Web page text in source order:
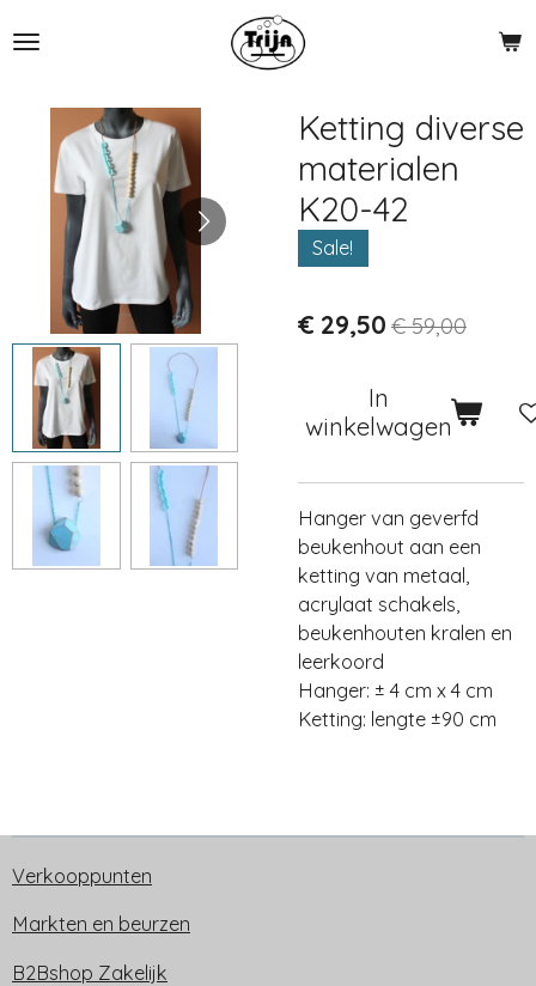
direct
hoofdinhoud
Ketting diverse
materialen
K20-42
Sale!
€ 29,50 € 59,00
In
winkelwagen
Hanger van geverfd
beukenhout aan een
ketting van metaal,
acrylaat schakels,
beukenhouten kralen en
leerkoord
Hanger: ± 4 cm x 4 cm
Ketting: lengte ±90 cm
Verkooppunten
Markten en beurzen
B2Bshop Zakelijk